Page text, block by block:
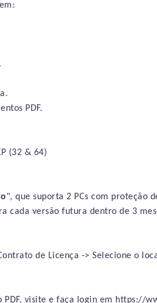
PDF.
(32 & 64)
", que suporta 2 PCs com proteção
cada versão futura dentro de 3
de Licença -> Selecione o
PDF, visite e faça login em https://